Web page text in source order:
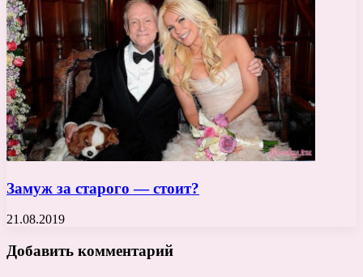
Замуж за старого — стоит?
21.08.2019
Добавить комментарий